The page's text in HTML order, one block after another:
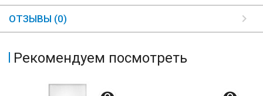
ОТЗЫВЫ (0)
Рекомендуем посмотреть